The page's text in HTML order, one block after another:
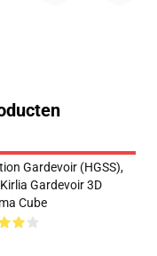
Gardevoir (HGSS),
Gardevoir 3D
Cube